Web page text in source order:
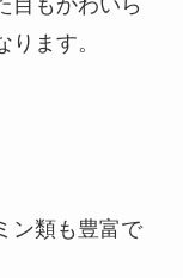
目もかわいら
ます。
ン類も豊富で